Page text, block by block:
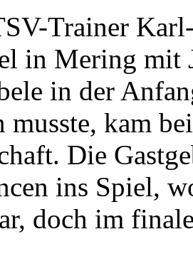
Trainer
in Mering mit
in der
musste, kam
Die
ins Spiel,
doch im